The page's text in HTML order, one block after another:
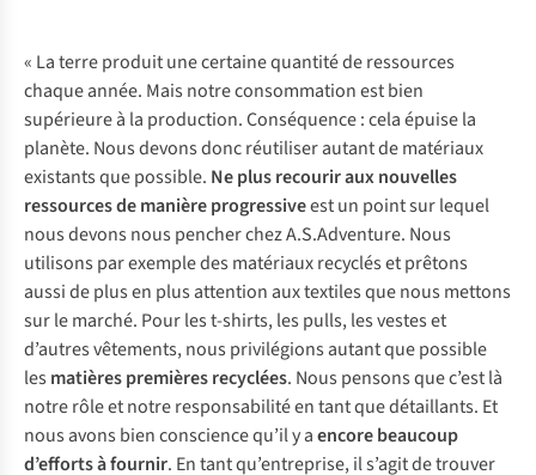
« La terre produit une certaine quantité de ressources
chaque année. Mais notre consommation est bien
supérieure à la production. Conséquence : cela épuise la
planète. Nous devons donc réutiliser autant de matériaux
existants que possible. Ne plus recourir aux nouvelles
ressources de manière progressiveest un point sur lequel
nous devons nous pencher chez A.S.Adventure. Nous
utilisons par exemple des matériaux recyclés et prêtons
aussi de plus en plus attention aux textiles que nous mettons
sur le marché. Pour les t-shirts, les pulls, les vestes et
d’autres vêtements, nous privilégions autant que possible
les matières premières recyclées. Nous pensons que c’est là
notre rôle et notre responsabilité en tant que détaillants. Et
nous avons bien conscience qu’il y aencore beaucoup
d’efforts à fournir. En tant qu’entreprise, il s’agit de trouver